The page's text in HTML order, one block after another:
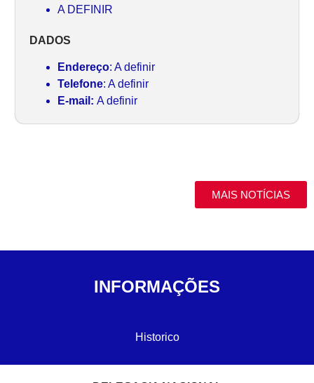
A DEFINIR
DADOS
Endereço: A definir
Telefone: A definir
E-mail: A definir
MAIS NOTÍCIAS
INFORMAÇÕES
Historico